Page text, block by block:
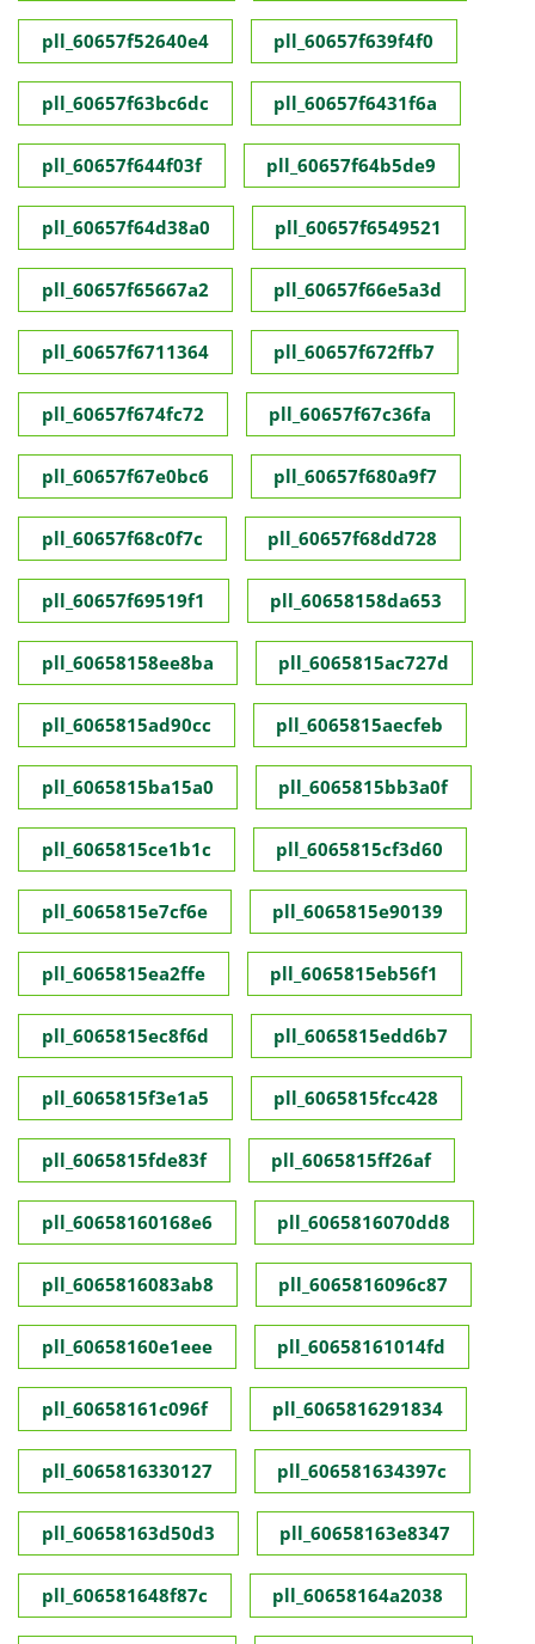
pll_60657f52640e4 pll_60657f639f4f0
pll_60657f63bc6dc pll_60657f6431f6a
pll_60657f644f03f pll_60657f64b5de9
pll_60657f64d38a0 pll_60657f6549521
pll_60657f65667a2 pll_60657f66e5a3d
pll_60657f6711364 pll_60657f672ffb7
pll_60657f674fc72 pll_60657f67c36fa
pll_60657f67e0bc6 pll_60657f680a9f7
pll_60657f68c0f7c pll_60657f68dd728
pll_60657f69519f1 pll_60658158da653
pll_60658158ee8ba pll_6065815ac727d
pll_6065815ad90cc pll_6065815aecfeb
pll_6065815ba15a0 pll_6065815bb3a0f
pll_6065815ce1b1c pll_6065815cf3d60
pll_6065815e7cf6e pll_6065815e90139
pll_6065815ea2ffe pll_6065815eb56f1
pll_6065815ec8f6d pll_6065815edd6b7
pll_6065815f3e1a5 pll_6065815fcc428
pll_6065815fde83f pll_6065815ff26af
pll_60658160168e6 pll_6065816070dd8
pll_6065816083ab8 pll_6065816096c87
pll_60658160e1eee pll_60658161014fd
pll_60658161c096f pll_6065816291834
pll_6065816330127 pll_606581634397c
pll_60658163d50d3 pll_60658163e8347
pll_606581648f87c pll_60658164a2038